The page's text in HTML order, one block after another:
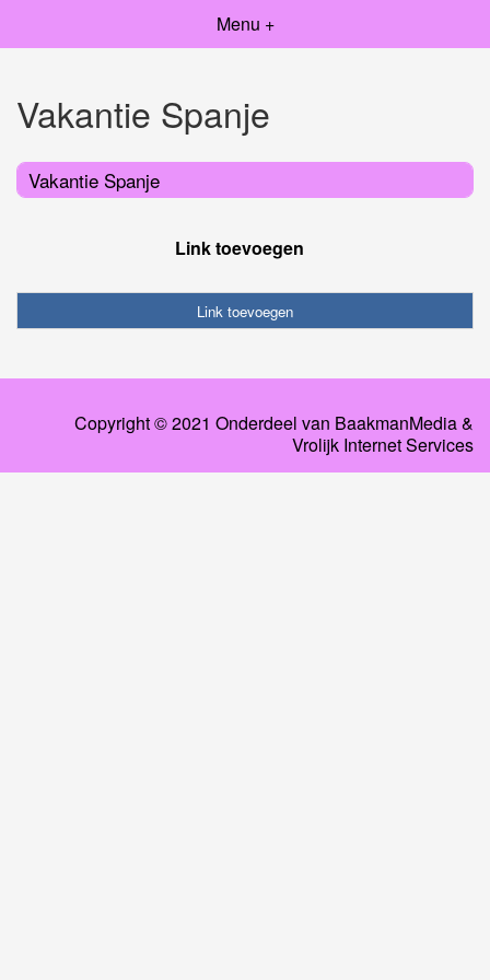
Menu +
Vakantie Spanje
Vakantie Spanje
Link toevoegen
Link toevoegen
Copyright © 2021 Onderdeel van BaakmanMedia&
Vrolijk Internet Services